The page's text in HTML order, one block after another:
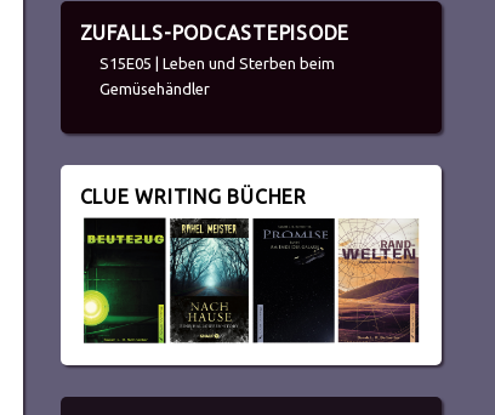
ZUFALLS-PODCASTEPISODE
S15E05 | Leben und Sterben beim
Gemüsehändler
CLUE WRITING BÜCHER